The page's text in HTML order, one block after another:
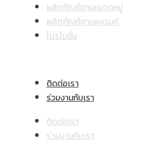
ผลิตภัณฑ์ตามหมวดหมู่
ผลิตภัณฑ์ตามแบรนด์
โปรโมชั่น
ติดต่อเรา
ร่วมงานกับเรา
ติดต่อเรา
ร่วมงานกับเรา